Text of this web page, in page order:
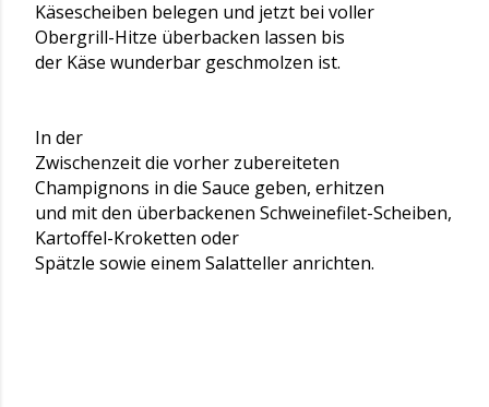
Käsescheiben belegen und jetzt bei voller
Obergrill-Hitze überbacken lassen bis
der Käse wunderbar geschmolzen ist.
In der
Zwischenzeit die vorher zubereiteten
Champignons in die Sauce geben, erhitzen
und mit den überbackenen Schweinefilet-Scheiben,
Kartoffel-Kroketten oder
Spätzle sowie einem Salatteller anrichten.